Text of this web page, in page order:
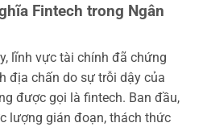
Fintech trong Ngân
lĩnh vực tài chính đã chứng
địa chấn do sự trỗi dậy của
được gọi là fintech. Ban đầu,
lượng gián đoạn, thách thức